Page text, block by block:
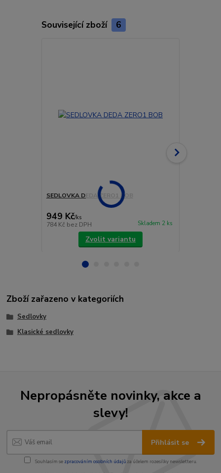
Související zboží 6
SEDLOVKA DEDA ZERO1 BOB
949 Kč/ks
784 Kč bez DPH Skladem 2 ks
Zvolit variantu
Zboží zařazeno v kategoriích
Sedlovky
Klasické sedlovky
Nepropásněte novinky, akce a
slevy!
Přihlásit se
Souhlasím se zpracováním osobních údajůza účelem rozesílky newsletteru.